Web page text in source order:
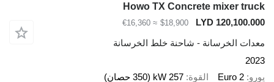
Howo TX Concrete mixer
LYD
$18,900
≈ €16,360
الخرسانة - شاحنة خلط الخرسانة
Euro 2 القوة
257 kW (350 حصان)